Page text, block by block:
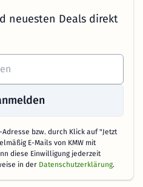
neuesten Deals direkt
bzw. durch Klick auf "Jetzt
E-Mails von KMW mit
diese Einwilligung jederzeit
in der Datenschutzerklärung.